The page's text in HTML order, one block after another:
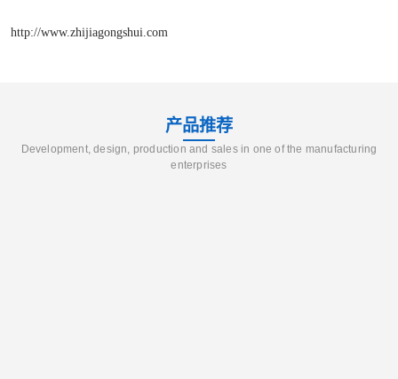
http://www.zhijiagongshui.com
产品推荐
Development, design, production and sales in one of the manufacturing
enterprises